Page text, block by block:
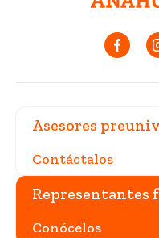
Asesores
Contáctalos
Representantes
Conócelos